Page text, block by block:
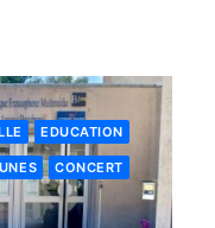
EDUCATION
CONCERT